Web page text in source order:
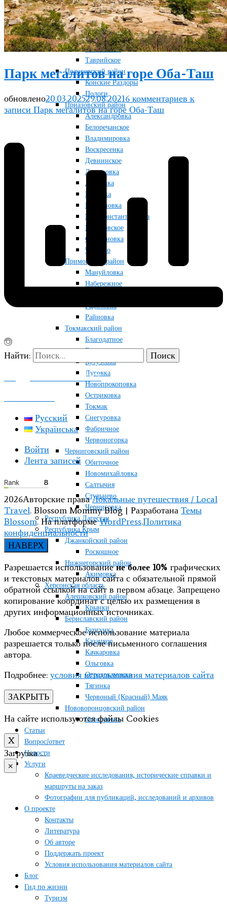
Терноватое
Терсянка
Ореховский район
Желтая Круча
Любимовка
Таврийское
Пологовский район
Конские Раздоры
Пологи
Приазовский район
Александровка
Белоречанское
Владимировка
Воскресенка
Девнинское
Дмитровка
Дунаевка
Маковка
Марьяновка
Новоконстантиновка
Приазовское
Строгановка
Чкалово
Приморский район
Мануйловка
Набережное
Радоловка
Райновка
Токмакский район
Благодатное
Грушевка
Кутузовка
Луговка
Новопрокоповка
Остриковка
Токмак
Снегуровка
Фабричное
Червоногорка
Черниговский район
Обиточное
Новомихайловка
Салтычия
Стульнево
Черниговка
Республика Дагестан
Республика Крым
Джанкойский район
Роскошное
Нижнегорский район
Акимовка
Херсонская область
Алешковский район
Крынки
Бериславский район
Бургунка
Казацкое
Качкаровка
Ольговка
Отрадокаменка
Тягинка
Червоный (Красный) Маяк
Нововоронцовский район
Осокоровка
Статьи
Вопрос/ответ
Новости
Услуги
Краеведческие исследования, исторические справки и
маршруты на заказ
Фотографии для публикаций, исследований и архивов
О проекте
Контакты
Литература
Об авторе
Поддержать проект
Условия использования материалов сайта
Блог
Гид по жизни
Туризм
Парк мегалитов на горе Оба-Таш
обновлено20.03.202529.08.20216 комментариев к
записи Парк мегалитов на горе Оба-Таш
Найти:
ПОДДЕРЖАТЬ ПРОЕКТ
Русский
Українська
Войти
Лента записей
2026Авторские праваЛокальные путешествия / Local
Travel. Blossom Mommy Blog | Разработана Темы
Blossom. На платформеWordPress.Политика
конфиденциальности
НАВЕРХ
Разрешается использованиене более 10% графических
и текстовых материалов сайта с обязательной прямой
обратной ссылкой на сайт в первом абзаце. Запрещено
копирование координат с целью их размещения в
других информационных источниках.
Любое коммерческое использование материала
разрешается только после письменного соглашения
автора.
Подробнее: условия использования материалов сайта
ЗАКРЫТЬ
На сайте используются файлы Cookies
X
Загрузка …
×